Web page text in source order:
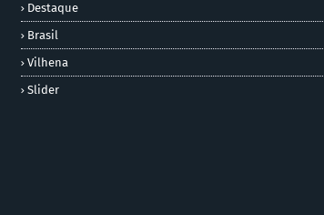
Destaque
Brasil
Vilhena
Slider